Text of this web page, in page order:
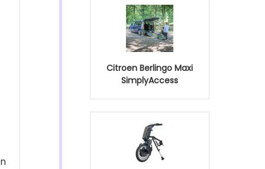
Citroen Berlingo Maxi
SimplyAccess